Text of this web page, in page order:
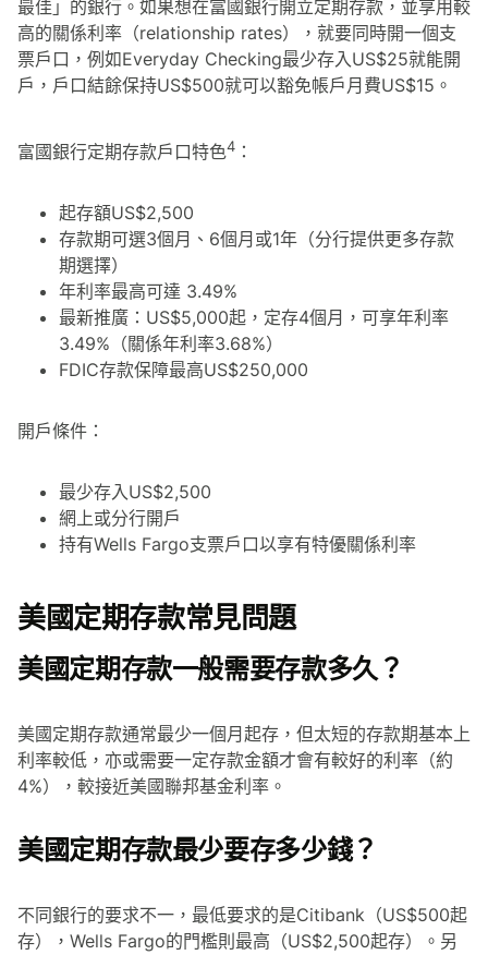
最佳」的銀行。如果想在富國銀行開立定期存款，並享用較
高的關係利率（relationship rates），就要同時開一個支
票戶口，例如Everyday Checking最少存入US$25就能開
戶，戶口結餘保持US$500就可以豁免帳戶月費US$15。
富國銀行定期存款戶口特色4 ：
起存額US$2,500
存款期可選3個月、6個月或1年（分行提供更多存款
期選擇）
年利率最高可達 3.49%
最新推廣：US$5,000起，定存4個月，可享年利率
3.49%（關係年利率3.68%）
FDIC存款保障最高US$250,000
開戶條件：
最少存入US$2,500
網上或分行開戶
持有Wells Fargo支票戶口以享有特優關係利率
美國定期存款常見問題
美國定期存款一般需要存款多久？
美國定期存款通常最少一個月起存，但太短的存款期基本上
利率較低，亦或需要一定存款金額才會有較好的利率（約
4%），較接近美國聯邦基金利率。
美國定期存款最少要存多少錢？
不同銀行的要求不一，最低要求的是Citibank（US$500起
存），Wells Fargo的門檻則最高（US$2,500起存）。另